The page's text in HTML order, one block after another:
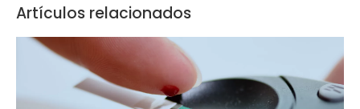
Artículos relacionados